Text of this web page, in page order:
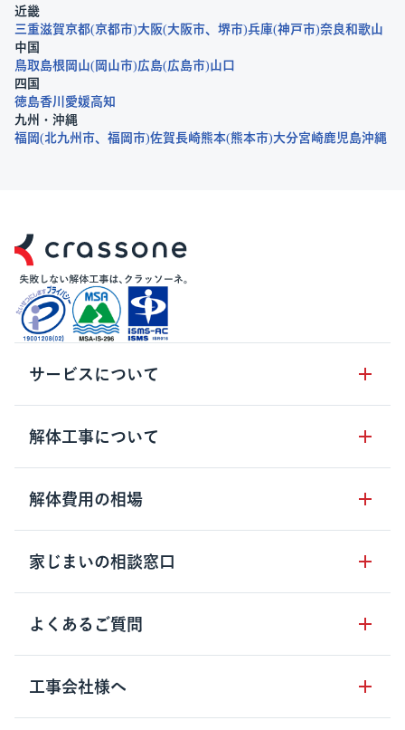
近畿
三重滋賀京都 京都市 大阪 大阪市 堺市 兵庫 神戸市 奈良和歌山
中国
鳥取 島根 岡山 岡山市 広島 広島市 山口
四国
徳島香川 愛媛高知
九州・沖縄
福岡 北九州市 福岡市 佐賀長崎熊本 熊本市 大分宮崎鹿児島沖縄
サービスについて
サービスの流れ
サービスのメリット
クラッソーネの自治体連携
お客さまの声
空き家の処分を検討のお客様へ
解体工事について
解体工事の基礎知識
解体工事に関わる法律
用語集
解体費用の相場
木造住宅の相場
鉄骨造住宅の相場
RC造住宅の相場
家じまいの相談窓口
家じまいの相談窓口
よくあるご質問
クラッソーネの利用方法
工事の進め方
工事会社様へ